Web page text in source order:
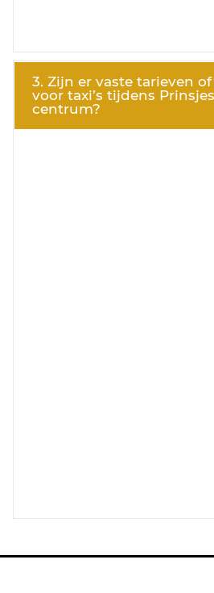
3. Zijn er vaste tarieven
voor taxi’s tijdens
centrum?